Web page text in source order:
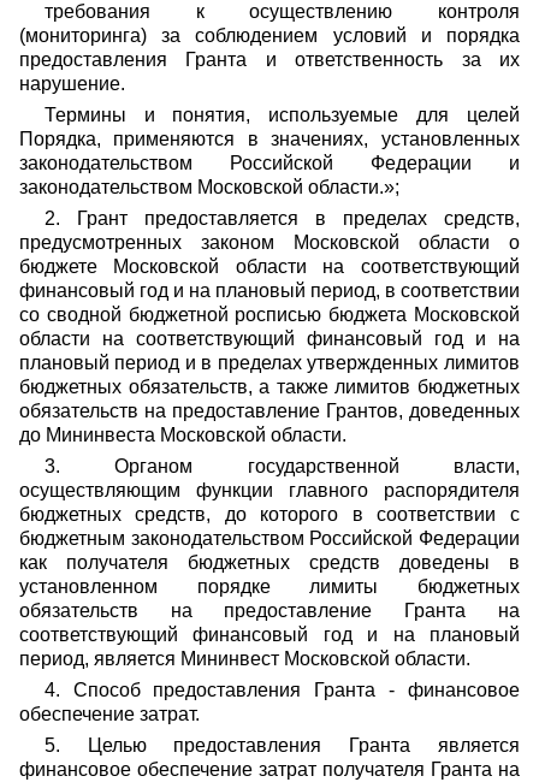
требования к осуществлению контроля
(мониторинга) за соблюдением условий и порядка
предоставления Гранта и ответственность за их
нарушение.
Термины и понятия, используемые для целей
Порядка, применяются в значениях, установленных
законодательством Российской Федерации и
законодательством Московской области.»;
2. Грант предоставляется в пределах средств,
предусмотренных законом Московской области о
бюджете Московской области на соответствующий
финансовый год и на плановый период, в соответствии
со сводной бюджетной росписью бюджета Московской
области на соответствующий финансовый год и на
плановый период и в пределах утвержденных лимитов
бюджетных обязательств, а также лимитов бюджетных
обязательств на предоставление Грантов, доведенных
до Мининвеста Московской области.
3. Органом государственной власти,
осуществляющим функции главного распорядителя
бюджетных средств, до которого в соответствии с
бюджетным законодательством Российской Федерации
как получателя бюджетных средств доведены в
установленном порядке лимиты бюджетных
обязательств на предоставление Гранта на
соответствующий финансовый год и на плановый
период, является Мининвест Московской области.
4. Способ предоставления Гранта - финансовое
обеспечение затрат.
5. Целью предоставления Гранта является
финансовое обеспечение затрат получателя Гранта на